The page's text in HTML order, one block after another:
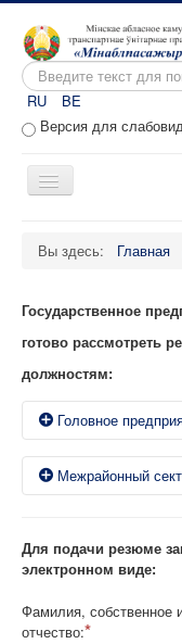
Искать...
RU
BE
Версия для
Включить/
Вакансии
Обращения
Административные
Расписание
Портал
Контрольно-
Вы здесь: Главная
Государственное
готово рассмотреть
должностям:
Головное
Вакансий нет.
Межрайонный
Для подачи резюме
электронном виде:
Фамилия, собственное
отчество: